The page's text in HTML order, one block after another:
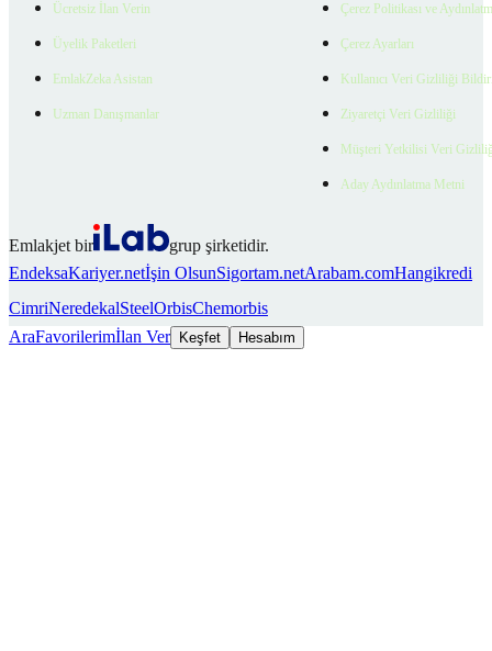
Ücretsiz İlan Verin
Üyelik Paketleri
EmlakZeka Asistan
Uzman Danışmanlar
Çerez Politikası ve
Çerez Ayarları
Kullanıcı Veri Gizliliği
Ziyaretçi Veri Gizliliği
Müşteri Yetkilisi Veri
Aday Aydınlatma Metni
Emlakjet bir
grup şirketidir.
EndeksaKariyer.netİşin OlsunSigortam.netArabam.comHangikredi
CimriNeredekalSteelOrbisChemorbis
AraFavorilerimİlan Ver Keşfet Hesabım